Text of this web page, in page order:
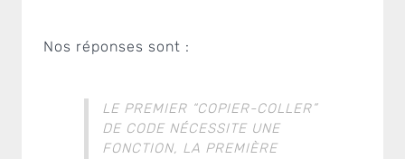
Nos réponses sont :
LE PREMIER “COPIER-COLLER”
DE CODE NÉCESSITE UNE
FONCTION, LA PREMIÈRE